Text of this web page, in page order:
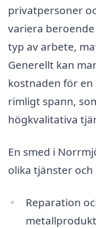
privatpersoner
variera
typ av arbete,
Generellt kan
kostnaden för
rimligt spann,
högkvalitativa
En smed i
olika tjänster
Reparation